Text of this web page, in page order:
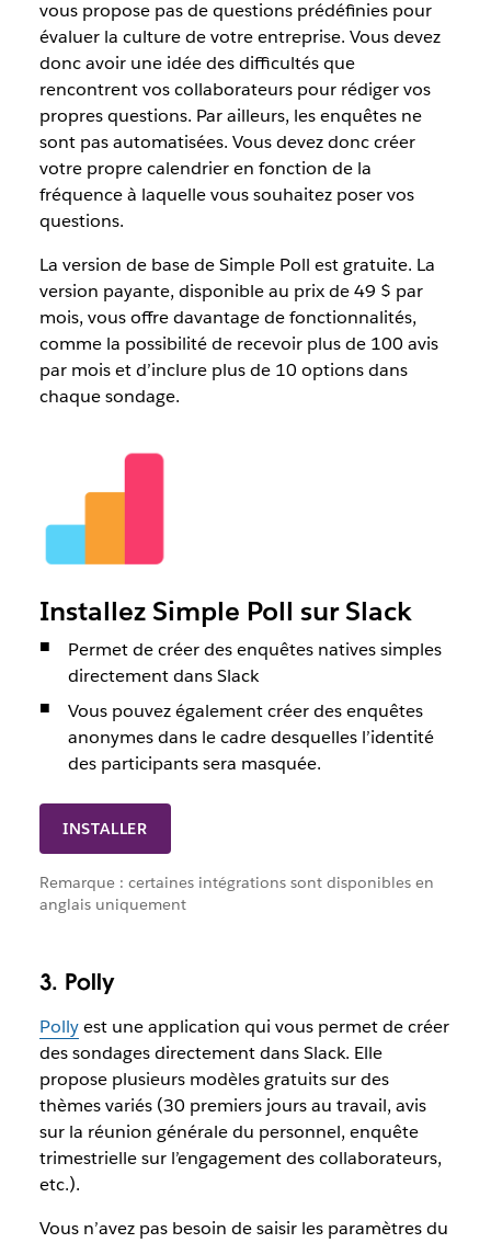
vous propose pas de questions prédéfinies pour
évaluer la culture de votre entreprise. Vous devez
donc avoir une idée des difficultés que
rencontrent vos collaborateurs pour rédiger vos
propres questions. Par ailleurs, les enquêtes ne
sont pas automatisées. Vous devez donc créer
votre propre calendrier en fonction de la
fréquence à laquelle vous souhaitez poser vos
questions.
La version de base de Simple Poll est gratuite. La
version payante, disponible au prix de 49 $ par
mois, vous offre davantage de fonctionnalités,
comme la possibilité de recevoir plus de 100 avis
par mois et d’inclure plus de 10 options dans
chaque sondage.
INSTALLER
Installez Simple Poll sur Slack
Permet de créer des enquêtes natives simples
directement dans Slack
Vous pouvez également créer des enquêtes
anonymes dans le cadre desquelles l’identité
des participants sera masquée.
Remarque : certaines intégrations sont disponibles en
anglais uniquement
3. Polly
Pollyest une application qui vous permet de créer
des sondages directement dans Slack. Elle
propose plusieurs modèles gratuits sur des
thèmes variés (30 premiers jours au travail, avis
sur la réunion générale du personnel, enquête
trimestrielle sur l’engagement des collaborateurs,
etc.).
Vous n’avez pas besoin de saisir les paramètres du